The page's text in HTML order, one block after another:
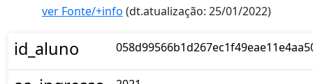
ver Fonte/+info (dt.atualização: 25/01/2022)
id_aluno